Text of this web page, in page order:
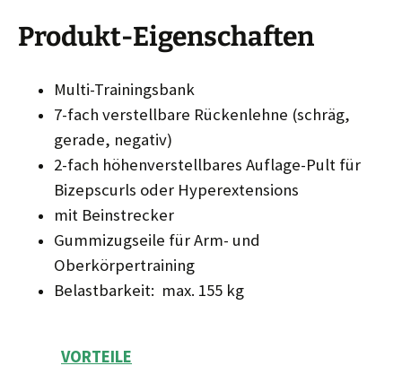
Produkt-Eigenschaften
Multi-Trainingsbank
7-fach verstellbare Rückenlehne (schräg,
gerade, negativ)
2-fach höhenverstellbares Auflage-Pult für
Bizepscurls oder Hyperextensions
mit Beinstrecker
Gummizugseile für Arm- und
Oberkörpertraining
Belastbarkeit: max. 155 kg
VORTEILE